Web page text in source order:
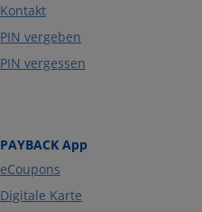
Kontakt
PIN vergeben
PIN vergessen
PAYBACK App
eCoupons
Digitale Karte